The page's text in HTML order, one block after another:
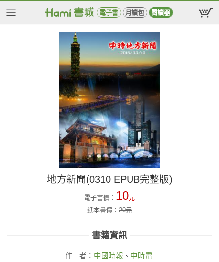
電子書 月讀包 閱讀器
地方新聞(0310 EPUB完整版)
電子書價： 10元
紙本書價： 20元
書籍資訊
作 者： 中國時報 、 中時電